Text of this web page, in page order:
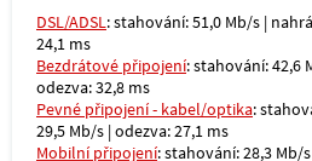
DSL/ADSL: stahování: 51,0 Mb/s |
24,1 ms
Bezdrátové připojení: stahování: 42,6
odezva: 32,8 ms
Pevné připojení - kabel/optika:
29,5 Mb/s | odezva: 27,1 ms
Mobilní připojení: stahování: 28,3 Mb/